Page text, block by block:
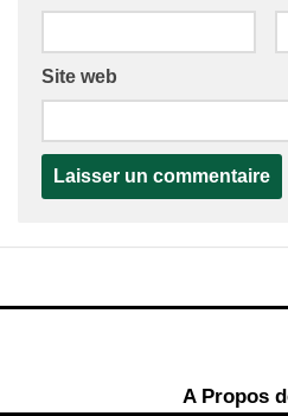
Site web
A Propos